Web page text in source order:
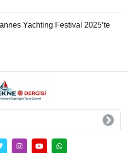
Yachting Festival 2025’te